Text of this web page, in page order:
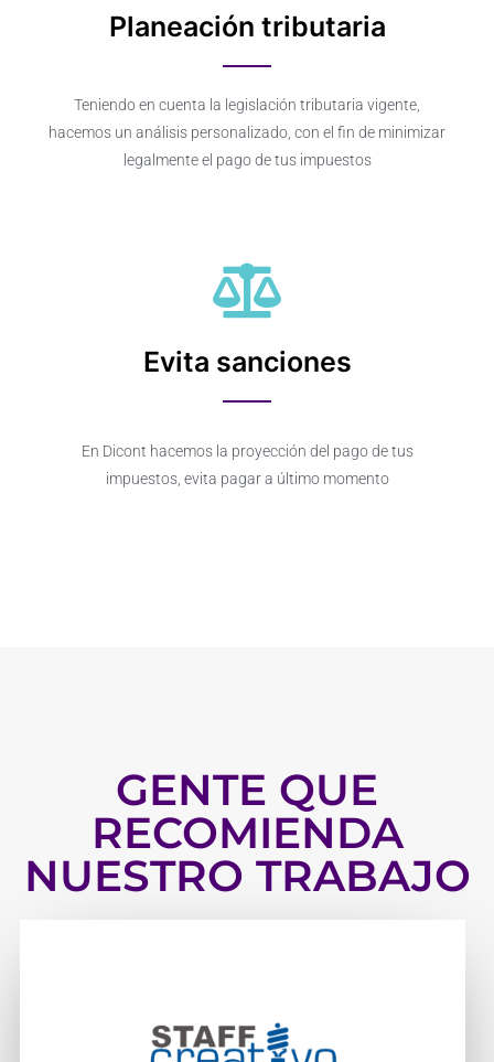
Planeación tributaria
Teniendo en cuenta la legislación tributaria vigente,
hacemos un análisis personalizado, con el fin de minimizar
legalmente el pago de tus impuestos
Evita sanciones
En Dicont hacemos la proyección del pago de tus
impuestos, evita pagar a último momento
GENTE QUE
RECOMIENDA
NUESTRO TRABAJO